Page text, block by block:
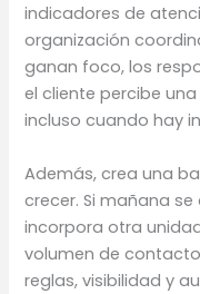
indicadores de
organización
ganan foco, los
el cliente percibe
incluso cuando hay
Además, crea una
crecer. Si mañana
incorpora otra
volumen de
reglas, visibilidad y